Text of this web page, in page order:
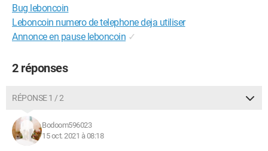
Bug leboncoin
Leboncoin numero de telephone deja utiliser
Annonce en pause leboncoin ✓
2 réponses
RÉPONSE 1 / 2
Bodoom596023
15 oct. 2021 à 08:18